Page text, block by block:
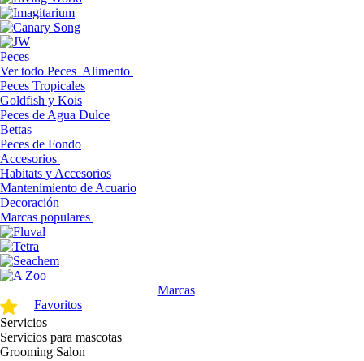
Peces
Ver todo Peces Alimento
Peces Tropicales
Goldfish y Kois
Peces de Agua Dulce
Bettas
Peces de Fondo
Accesorios
Habitats y Accesorios
Mantenimiento de Acuario
Decoración
Marcas populares
Marcas
Favoritos
Servicios
Servicios para mascotas
Grooming Salon